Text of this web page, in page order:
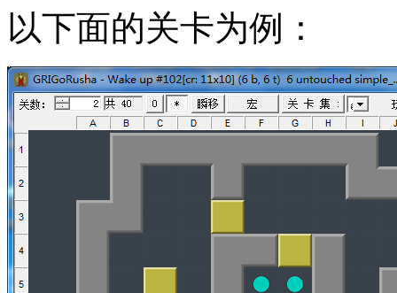
以下面的关卡为例：